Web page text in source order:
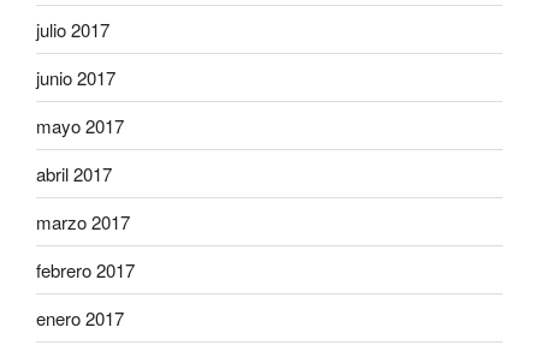
julio 2017
junio 2017
mayo 2017
abril 2017
marzo 2017
febrero 2017
enero 2017